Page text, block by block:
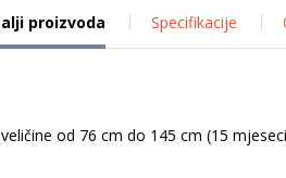
proizvoda Specifikacije
od 76 cm do 145 cm (15